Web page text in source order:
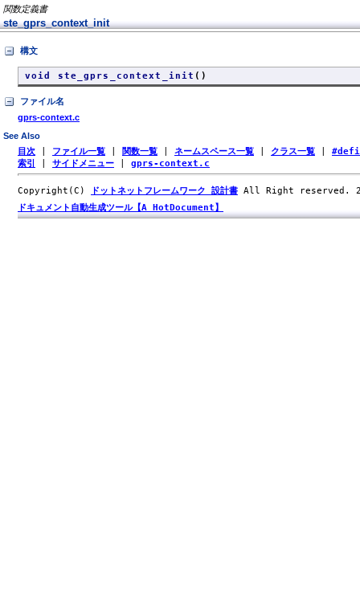
関数定義書
ste_gprs_context_init
構文
void ste_gprs_context_init ()
ファイル名
gprs-context.c
See Also
目次 ファイル一覧 関数一覧 ネームスペース一覧 クラス一覧
索引
サイドメニュー gprs-context.c
Copyright(C) ドットネットフレームワーク 設計書 All Right reserved.
ドキュメント自動生成ツール【A HotDocument】